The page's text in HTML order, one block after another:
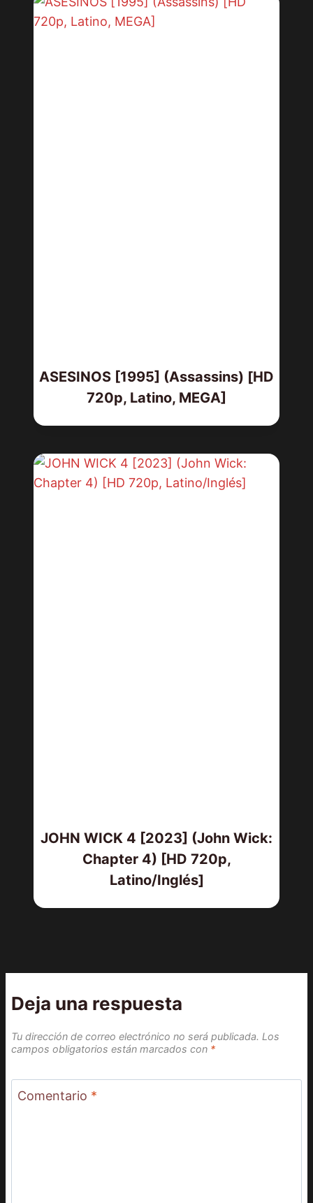
ASESINOS [1995] (Assassins) [HD
720p, Latino, MEGA]
JOHN WICK 4 [2023] (John Wick:
Chapter 4) [HD 720p,
Latino/Inglés]
Deja una respuesta
Tu dirección de correo electrónico no será publicada. Los
campos obligatorios están marcados con *
Comentario *